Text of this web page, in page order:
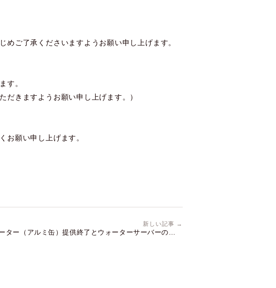
ご了承くださいますようお願い申し上げます。
す。
だきますようお願い申し上げます。）
お願い申し上げます。
新しい記事 →
ター（アルミ缶）提供終了とウォーターサーバーのご案